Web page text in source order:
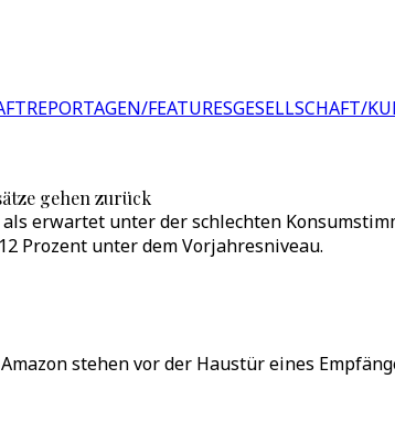
REPORTAGEN/FEATURESGESELLSCHAFT/
gehen zurück
erwartet unter der schlechten
Prozent unter dem Vorjahresniveau.
stehen vor der Haustür eines